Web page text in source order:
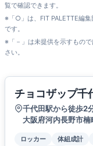
覧で確認できます。
※「○」は、FIT PALETTE編
です。
※「－」は未提供を示すもの
さい。
チョコザップ千
千代田駅から徒歩2
大阪府河内長野市
ロッカー 体組成計